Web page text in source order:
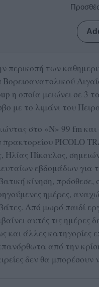
περικοπή των
Βορειοανατολικού
η οποία μειώνει σε 3
με το λιμάνι του
στο «Ν» 99 fm και
πρακτορείου PICOLO
Ηλίας Πίκουλος,
εβδομάδων για
κίνηση,
ημέρες,
Από μωρό παιδί
αυτές τις
και άλλες κατηγορίες
από την
δεν θα μπορέσουν